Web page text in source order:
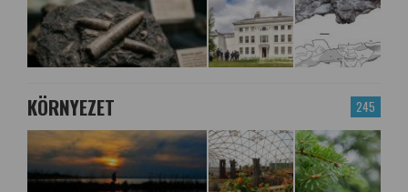
245
KÖRNYEZET